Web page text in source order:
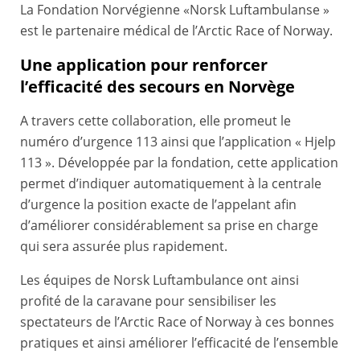
La Fondation Norvégienne «Norsk Luftambulanse »
est le partenaire médical de l’Arctic Race of Norway.
Une application pour renforcer
l’efficacité des secours en Norvège
A travers cette collaboration, elle promeut le
numéro d’urgence 113 ainsi que l’application « Hjelp
113 ». Développée par la fondation, cette application
permet d’indiquer automatiquement à la centrale
d’urgence la position exacte de l’appelant afin
d’améliorer considérablement sa prise en charge
qui sera assurée plus rapidement.
Les équipes de Norsk Luftambulance ont ainsi
profité de la caravane pour sensibiliser les
spectateurs de l’Arctic Race of Norway à ces bonnes
pratiques et ainsi améliorer l’efficacité de l’ensemble